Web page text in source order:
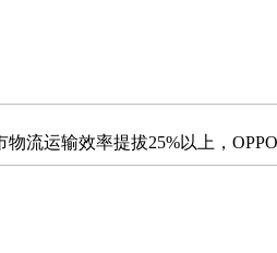
流运输效率提拔25%以上，